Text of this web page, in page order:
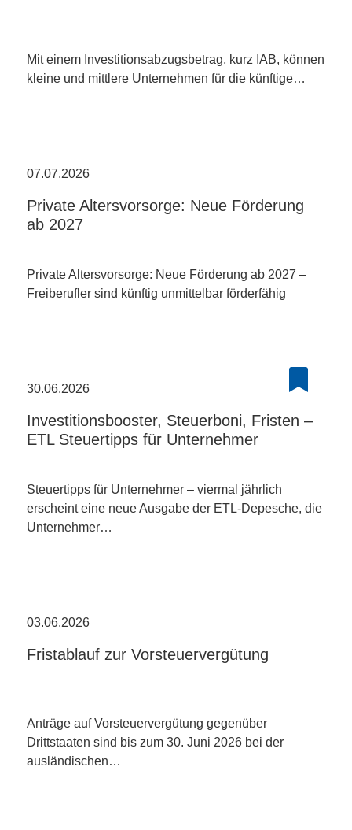
Mit einem Investitionsabzugsbetrag, kurz IAB, können
kleine und mittlere Unternehmen für die künftige…
07.07.2026
Private Altersvorsorge: Neue Förderung
ab 2027
Private Altersvorsorge: Neue Förderung ab 2027 –
Freiberufler sind künftig unmittelbar förderfähig
30.06.2026
Investitionsbooster, Steuerboni, Fristen –
ETL Steuertipps für Unternehmer
Steuertipps für Unternehmer – viermal jährlich
erscheint eine neue Ausgabe der ETL-Depesche, die
Unternehmer…
03.06.2026
Fristablauf zur Vorsteuervergütung
Anträge auf Vorsteuervergütung gegenüber
Drittstaaten sind bis zum 30. Juni 2026 bei der
ausländischen…